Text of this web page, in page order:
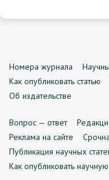
Номера журнала
Как опубликовать статью
Об издательстве
Вопрос — ответ
Реклама на сайте
Публикация научных
Как опубликовать